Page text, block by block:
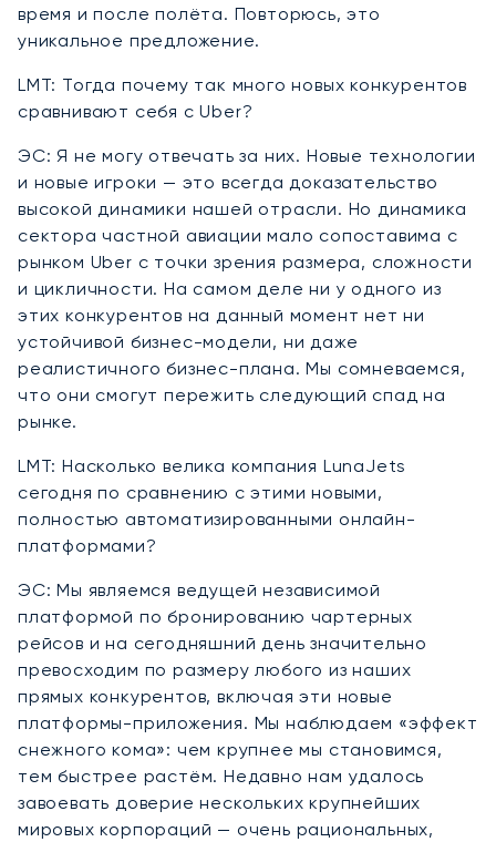
время и после полёта. Повторюсь, это
уникальное предложение.
LMT: Тогда почему так много новых конкурентов
сравнивают себя с Uber?
ЭС: Я не могу отвечать за них. Новые технологии
и новые игроки — это всегда доказательство
высокой динамики нашей отрасли. Но динамика
сектора частной авиации мало сопоставима с
рынком Uber с точки зрения размера, сложности
и цикличности. На самом деле ни у одного из
этих конкурентов на данный момент нет ни
устойчивой бизнес-модели, ни даже
реалистичного бизнес-плана. Мы сомневаемся,
что они смогут пережить следующий спад на
рынке.
LMT: Насколько велика компания LunaJets
сегодня по сравнению с этими новыми,
полностью автоматизированными онлайн-
платформами?
ЭС: Мы являемся ведущей независимой
платформой по бронированию чартерных
рейсов и на сегодняшний день значительно
превосходим по размеру любого из наших
прямых конкурентов, включая эти новые
платформы-приложения. Мы наблюдаем «эффект
снежного кома»: чем крупнее мы становимся,
тем быстрее растём. Недавно нам удалось
завоевать доверие нескольких крупнейших
мировых корпораций — очень рациональных,